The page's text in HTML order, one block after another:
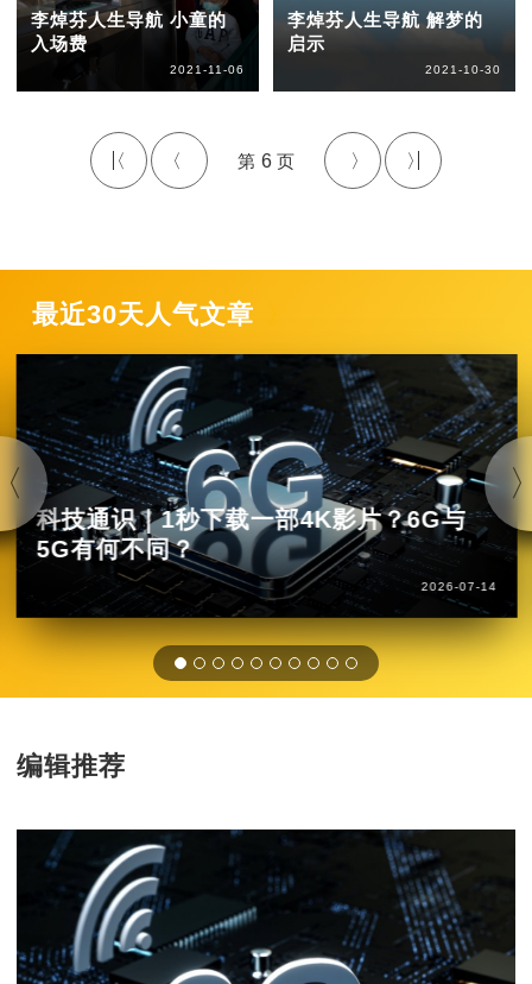
李焯芬人生导航 小童的
入场费
2021-11-06
李焯芬人生导航 解梦的
启示
2021-10-30
6
最近30天人气文章
科技通识｜1秒下载一部4K影片？6G与
5G有何不同？
2026-07-14
编辑推荐